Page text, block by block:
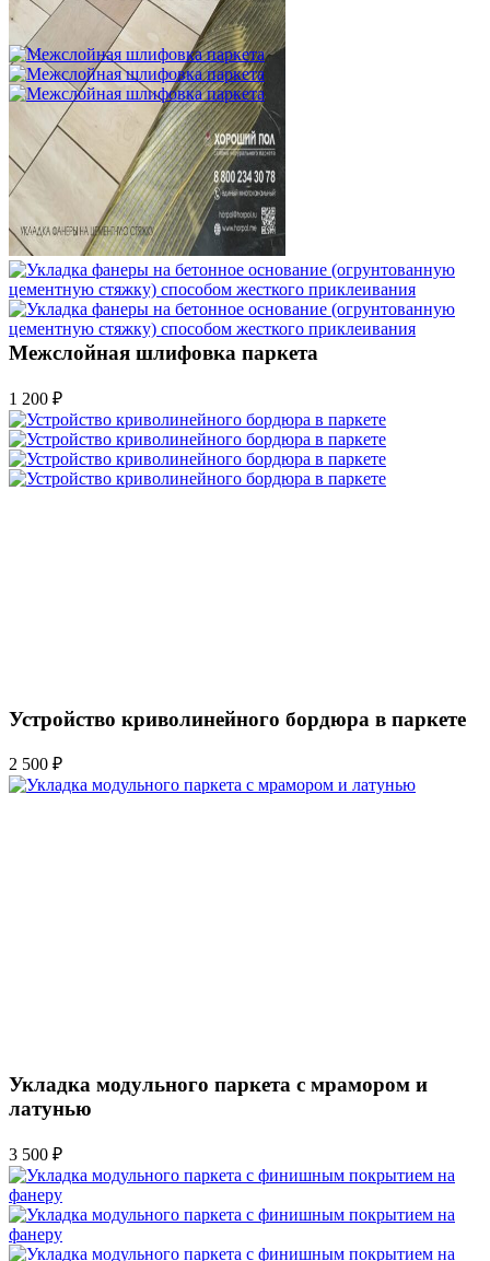
750 ₽
Межслойная шлифовка паркета
1 200 ₽
Устройство криволинейного бордюра в паркете
2 500 ₽
Укладка модульного паркета с мрамором и
латунью
3 500 ₽